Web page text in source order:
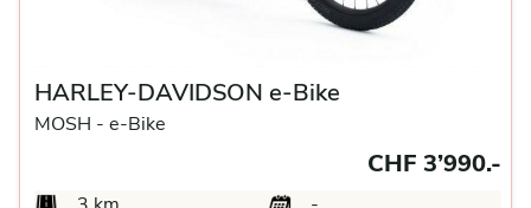
HARLEY-DAVIDSON e-Bike
MOSH - e-Bike
CHF 3’990.-